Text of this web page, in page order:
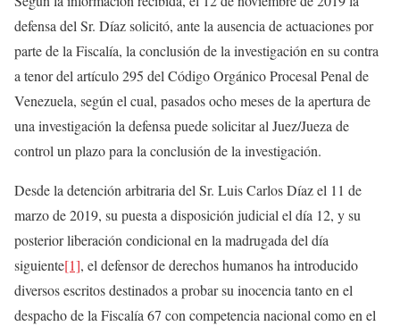
defensa del Sr. Díaz solicitó, ante la ausencia de actuaciones por
parte de la Fiscalía, la conclusión de la investigación en su contra
a tenor del artículo 295 del Código Orgánico Procesal Penal de
Venezuela, según el cual, pasados ocho meses de la apertura de
una investigación la defensa puede solicitar al Juez/Jueza de
control un plazo para la conclusión de la investigación.
Desde la detención arbitraria del Sr. Luis Carlos Díaz el 11 de
marzo de 2019, su puesta a disposición judicial el día 12, y su
posterior liberación condicional en la madrugada del día
siguiente[1], el defensor de derechos humanos ha introducido
diversos escritos destinados a probar su inocencia tanto en el
despacho de la Fiscalía 67 con competencia nacional como en el